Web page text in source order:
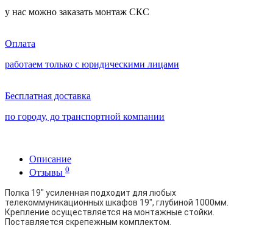
у нас можно заказать монтаж СКС
Оплата
работаем только с юридическими лицами
Бесплатная доставка
по городу, до транспортной компании
Описание
Отзывы 0
Полка 19" усиленная подходит для любых
телекоммуникационных шкафов 19", глубиной 1000мм.
Крепление осуществляется на монтажные стойки.
Поставляется скрепежным комплектом.